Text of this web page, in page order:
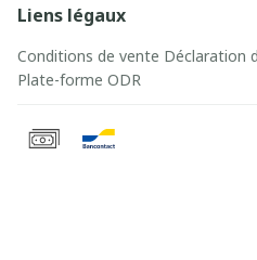
Liens légaux
Conditions de vente Déclaration
Plate-forme ODR